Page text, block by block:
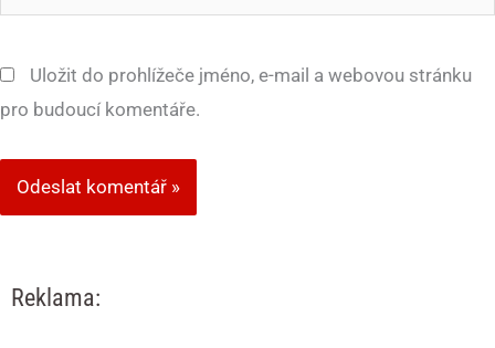
mail*
Uložit do prohlížeče jméno, e-mail a webovou stránku
pro budoucí komentáře.
Reklama: